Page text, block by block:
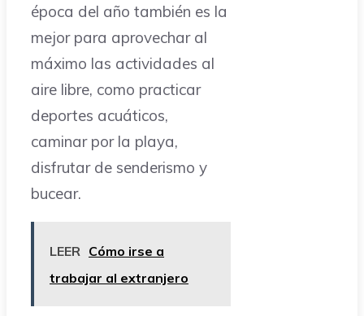
época del año también es la
mejor para aprovechar al
máximo las actividades al
aire libre, como practicar
deportes acuáticos,
caminar por la playa,
disfrutar de senderismo y
bucear.
LEER Cómo irse a
trabajar al extranjero